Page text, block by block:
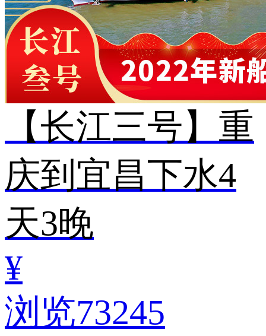
【长江三号】重
庆到宜昌下水4
天3晚
¥
浏览73245